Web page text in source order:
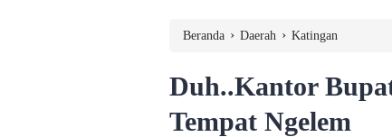
Beranda › Daerah › Katingan
Duh..Kantor
Tempat Ngelem